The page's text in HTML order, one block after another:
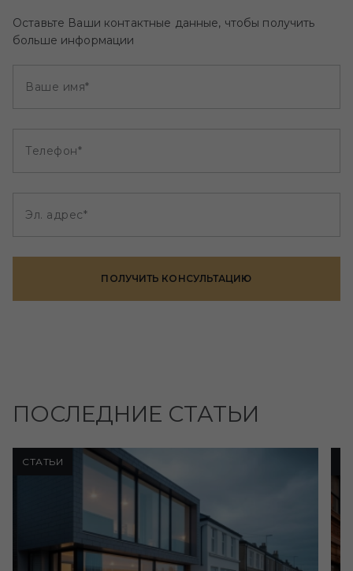
Оставьте Ваши контактные данные, чтобы получить
больше информации
Ваше имя*
Телефон*
Эл. адрес*
ПОЛУЧИТЬ КОНСУЛЬТАЦИЮ
ПОСЛЕДНИЕ СТАТЬИ
СТАТЬИ